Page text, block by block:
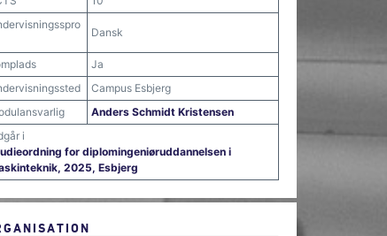
Dansk
Ja
Campus Esbjerg
Anders Schmidt Kristensen
i
for diplomingeniøruddannelsen i
2025, Esbjerg